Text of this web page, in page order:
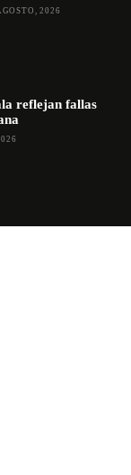
2026
reflejan fallas